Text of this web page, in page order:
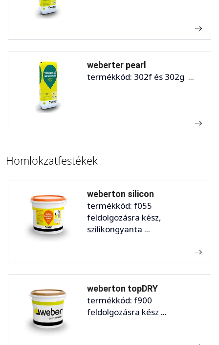
weberter pearl
termékkód: 302f és 302g ...
Homlokzatfestékek
weberton silicon
termékkód: f055
feldolgozásra kész,
szilikongyanta ...
weberton topDRY
termékkód: f900
feldolgozásra kész ...